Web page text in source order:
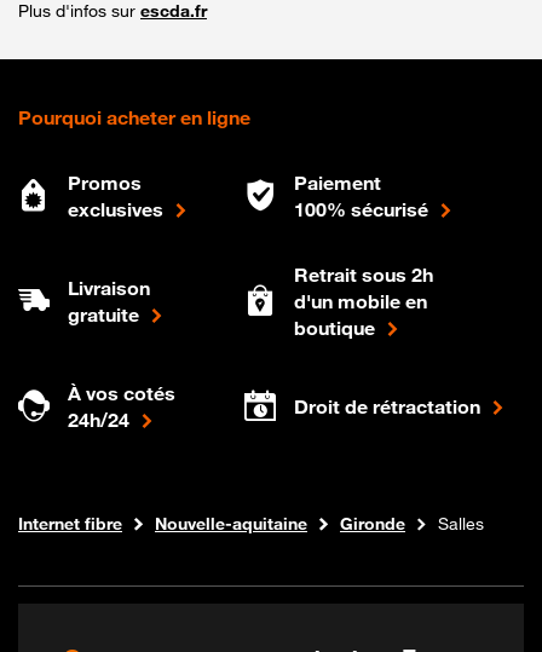
Plus d'infos sur escda.fr
Pourquoi acheter en ligne
Promos
exclusives
Paiement
100% sécurisé
Livraison
gratuite
Retrait sous 2h
d'un mobile en
boutique
À vos cotés
24h/24
Droit de rétractation
Boutique Orange
Internet fibre Nouvelle-aquitaine Gironde Salles